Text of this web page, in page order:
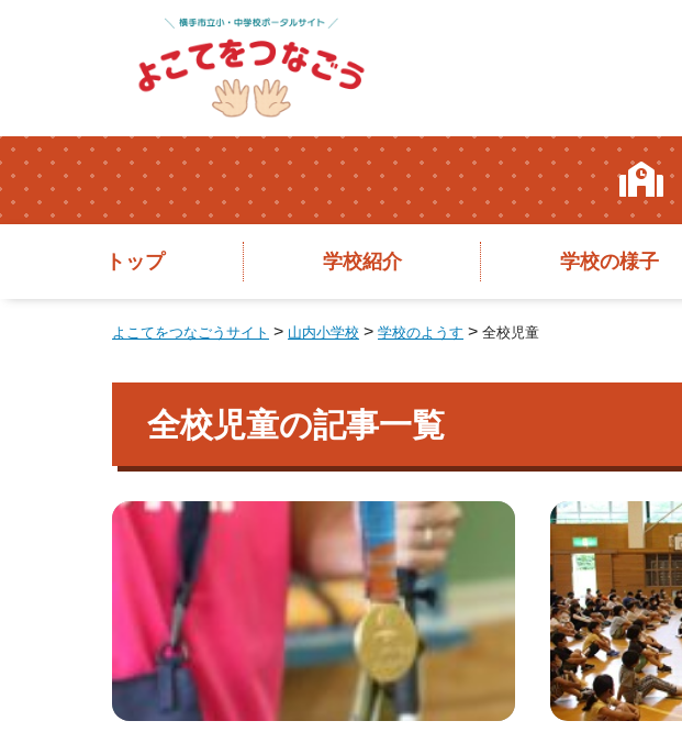
トップ 学校紹介 学校の様子
よこてをつなごうサイト > 山内小学校 > 学校のようす > 全校児童
全校児童の記事一覧